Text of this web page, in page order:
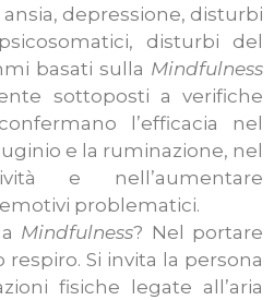
depressione, disturbi
disturbi del
basati sulla Mindfulness
sottoposti a verifiche
l’efficacia nel
e la ruminazione, nel
e nell’aumentare
emotivi problematici.
Mindfulness? Nel portare
respiro. Si invita la persona
fisiche legate all’aria